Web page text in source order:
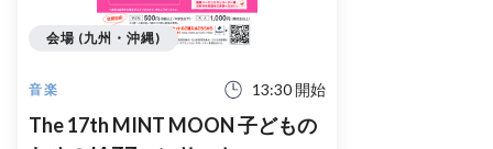
音楽 13:30 開始
The 17th MINT MOON 子どもの
会場 (九州・沖縄)